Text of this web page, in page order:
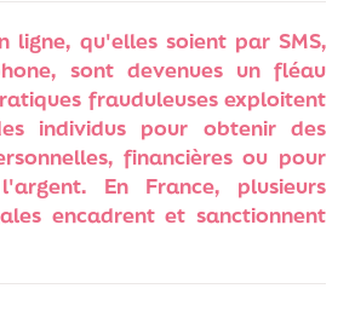
ligne, qu'elles soient par SMS,
sont devenues un fléau
frauduleuses exploitent
individus pour obtenir des
financières ou pour
En France, plusieurs
encadrent et sanctionnent